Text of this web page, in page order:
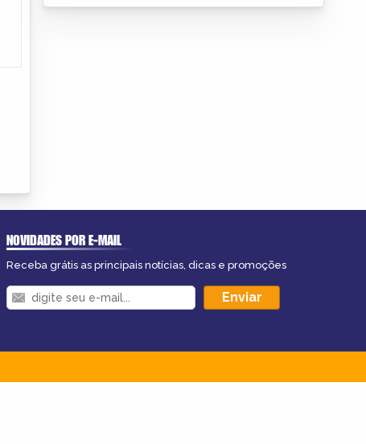
NOVIDADES POR E-MAIL
Receba grátis as principais notícias, dicas e promoções